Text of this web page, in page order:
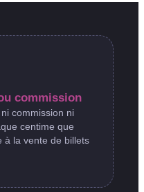
commission
commission ni
centime que
à la vente de billets